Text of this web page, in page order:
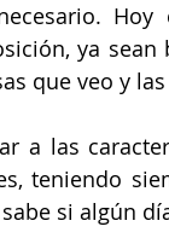
ya
que veo y
a las
teniendo
si algún